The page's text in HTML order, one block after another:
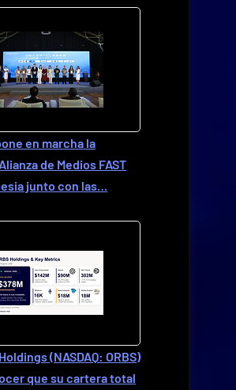
en marcha la
de Medios FAST
junto con las…
(NASDAQ: ORBS)
que su cartera total